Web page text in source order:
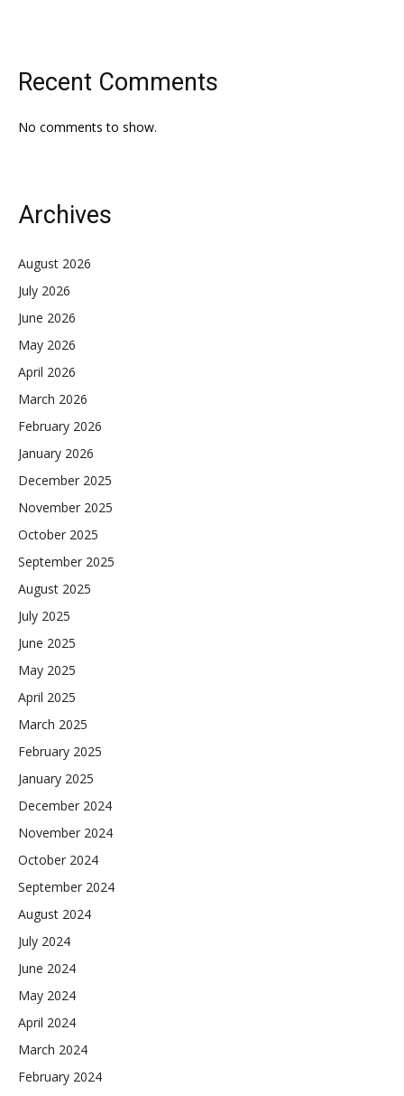
Recent Comments
No comments to show.
Archives
August 2026
July 2026
June 2026
May 2026
April 2026
March 2026
February 2026
January 2026
December 2025
November 2025
October 2025
September 2025
August 2025
July 2025
June 2025
May 2025
April 2025
March 2025
February 2025
January 2025
December 2024
November 2024
October 2024
September 2024
August 2024
July 2024
June 2024
May 2024
April 2024
March 2024
February 2024